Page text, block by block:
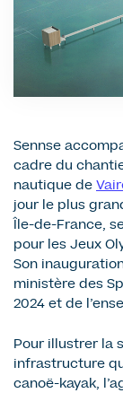
Sennse
cadre du
nautique de
jour le plus
Île-de-France,
pour les Jeux
Son
ministère des
2024 et de
Pour illustrer la
infrastructure
canoë-kayak,